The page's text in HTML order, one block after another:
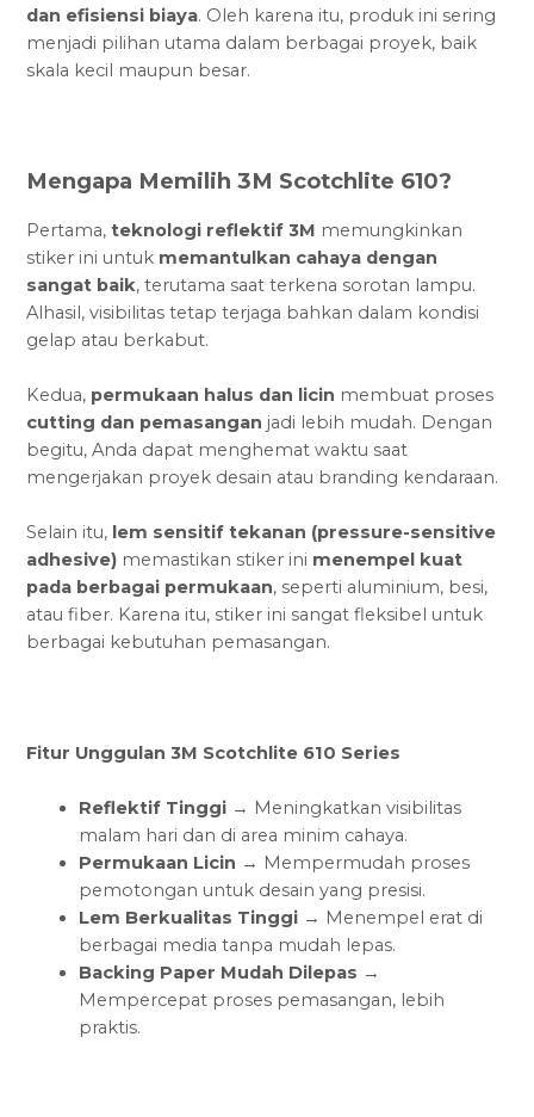
dan efisiensi biaya. Oleh karena itu, produk ini sering
menjadi pilihan utama dalam berbagai proyek, baik
skala kecil maupun besar.
Mengapa Memilih 3M Scotchlite 610?
Pertama,teknologi reflektif 3M memungkinkan
stiker ini untuk memantulkan cahaya dengan
sangat baik, terutama saat terkena sorotan lampu.
Alhasil, visibilitas tetap terjaga bahkan dalam kondisi
gelap atau berkabut.
Kedua, permukaan halus dan licin membuat proses
cutting dan pemasangan jadi lebih mudah. Dengan
begitu, Anda dapat menghemat waktu saat
mengerjakan proyek desain atau branding kendaraan.
Selain itu, lem sensitif tekanan (pressure-sensitive
adhesive) memastikan stiker ini menempel kuat
pada berbagai permukaan, seperti aluminium, besi,
atau fiber. Karena itu, stiker ini sangat fleksibel untuk
berbagai kebutuhan pemasangan.
Fitur Unggulan 3M Scotchlite 610 Series
Reflektif Tinggi → Meningkatkan visibilitas
malam hari dan di area minim cahaya.
Permukaan Licin → Mempermudah proses
pemotongan untuk desain yang presisi.
Lem Berkualitas Tinggi → Menempel erat di
berbagai media tanpa mudah lepas.
Backing Paper Mudah Dilepas →
Mempercepat proses pemasangan, lebih
praktis.